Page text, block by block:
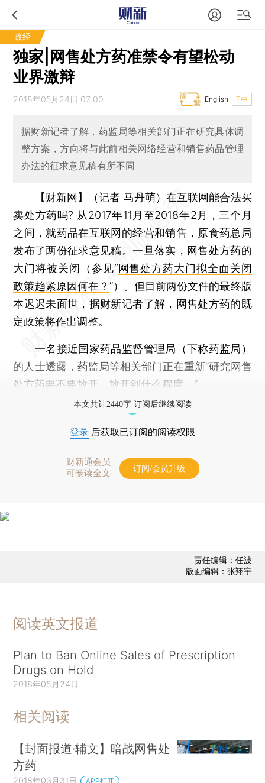
政经
独家|网售处方药准禁令有望松动
业界激辩
2018年05月24日 07:00 T中
English
据财新记者了解，药监局等相关部门正在研究具体调
整方案，方向将与此前相关网络经营和销售药品管理
办法的征求意见稿有所不同
【财新网】（记者 马丹萌） 在互联网能合法买
卖处方药吗? 从2017年11月至2018年2月，三个月
之间，就药品在互联网的经营和销售，原食药总局
发布了两份征求意见稿。一旦落实，网售处方药的
大门将被关闭（参见“网售处方药大门拟全面关闭
政策趋紧原因何在？ ”）。但目前两份文件的最终版
本迟迟未面世，据财新记者了解，网售处方药的既
定政策将作出调整。
一名接近国家药品监督管理局（下称药监局）
的人士透露，药监局等相关部门正在重新“研究网售
处方药要不要放开，放开到什么程度。”
本文共计2440字 订阅后继续阅读
登录 后获取已订阅的阅读权限
财新通会员
可畅读全文
订阅/会员升级
责任编辑：任波
版面编辑：张翔宇
阅读英文报道
Plan to Ban Online Sales of Prescription
Drugs on Hold
2018年05月24日
相关阅读
【封面报道·辅文】暗战网售处
方药
2018年03月31日 APP打开